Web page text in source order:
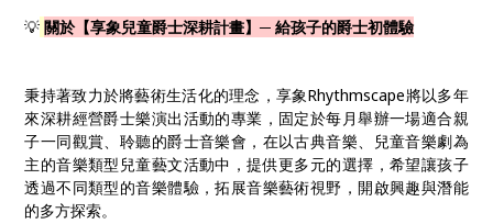
爵士節目。
💡 關於【享象兒童爵士深耕計畫】─ 給孩子的爵士初體驗
秉持著致力於將藝術生活化的理念，享象Rhythmscape將以多年
來深耕經營爵士樂演出活動的專業，固定於每月舉辦一場適合親
子一同觀賞、聆聽的爵士音樂會，在以古典音樂、兒童音樂劇為
主的音樂類型兒童藝文活動中，提供更多元的選擇，希望讓孩子
透過不同類型的音樂體驗，拓展音樂藝術視野，開啟興趣與潛能
的多方探索。